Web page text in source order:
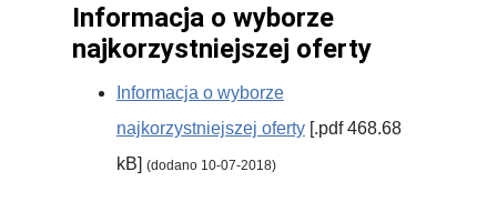
Informacja o wyborze
najkorzystniejszej oferty
Informacja o wyborze
najkorzystniejszej oferty[.pdf 468.68
kB] (dodano 10-07-2018)